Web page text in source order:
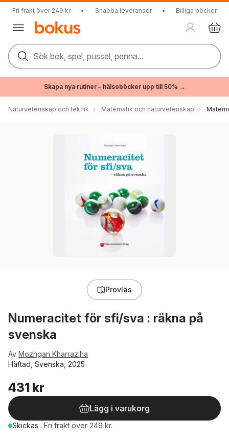
Fri frakt över 249 kr • Snabba leveranser • Billiga böcker
Sök bok, spel, pussel, penna...
Skapa nya rutiner – hälsoböcker upp till 50% →
Naturvetenskap och teknik Matematik och naturvetenskap
Provläs
Numeracitet för sfi/sva : räkna på
svenska
Av Mozhgan Kharraziha
Häftad, Svenska, 2025
431 kr
Lägg i varukorg
Skickas . Fri frakt över 249 kr.